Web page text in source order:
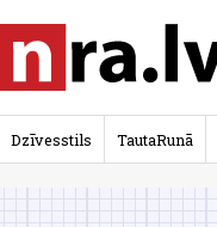
Dzīvesstils TautaRunā